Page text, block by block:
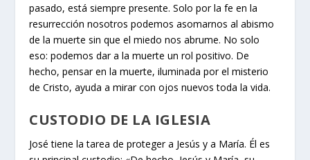
pasado, está siempre presente. Solo por la fe en la
resurrección nosotros podemos asomarnos al abismo
de la muerte sin que el miedo nos abrume. No solo
eso: podemos dar a la muerte un rol positivo. De
hecho, pensar en la muerte, iluminada por el misterio
de Cristo, ayuda a mirar con ojos nuevos toda la vida.
CUSTODIO DE LA IGLESIA
José tiene la tarea de proteger a Jesús y a María. Él es